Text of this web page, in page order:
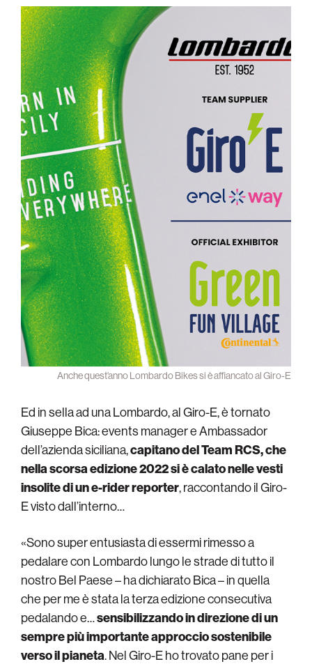
Anche quest’anno Lombardo Bikes si è affiancato al Giro-E
Ed in sella ad una Lombardo, al Giro-E, è tornato
Giuseppe Bica: events manager e Ambassador
dell’azienda siciliana,capitano del Team RCS, che
nella scorsa edizione 2022 si è calato nelle vesti
insolite di un e-rider reporter, raccontando il Giro-
E visto dall’interno…
«Sono super entusiasta di essermi rimesso a
pedalare con Lombardo lungo le strade di tutto il
nostro Bel Paese – ha dichiarato Bica – in quella
che per me è stata la terza edizione consecutiva
pedalando e…sensibilizzando in direzione di un
sempre più importante approccio sostenibile
verso il pianeta. Nel Giro-E ho trovato pane per i